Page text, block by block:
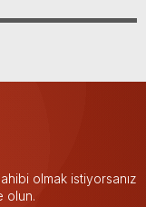
olmak istiyorsanız
olun.